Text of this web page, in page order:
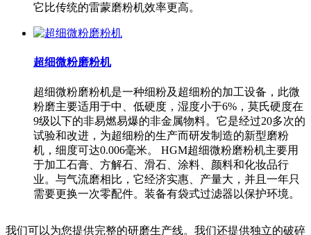
它比传统的雷蒙磨粉机效率更高。
超细微粉磨粉机
超细微粉磨粉机是一种细粉及超细粉的加工设备，此微
粉磨主要适用于中、低硬度，湿度小于6%，莫氏硬度在
9级以下的非易燃易爆的非金属物料。它是经过20多次的
试验和改进，为超细粉的生产而研发制造的新型磨粉
机，细度可达0.006毫米。 HGM超细微粉磨粉机主要用
于加工石膏、方解石、滑石、涂料、颜料和化妆品行
业。与气流磨相比，它经济实惠、产量大，并且一年只
需要更换一次零配件。装备有袋式过滤器以保护环境。
我们可以为您提供完整的研磨生产线。我们还提供独立的破碎